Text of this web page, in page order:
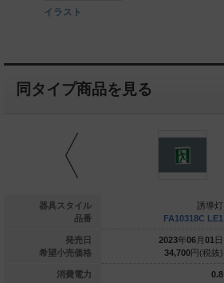
イラスト
同タイプ商品を見る
器具スタイル
品番
発売日
希望小売価格
消費電力
誘導灯
円(税抜)
1.1
誘導灯
FA10318C LE1
2023年06 月 01 日
34,700円(税抜)
0.8